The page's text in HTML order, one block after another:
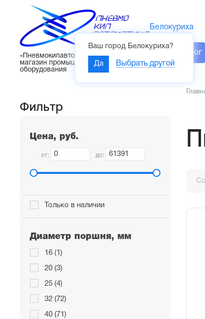
«Пневмокипавтоматика» – интернет-
магазин промышленного
оборудования
Белокуриха
Ваш город Белокуриха?
Да Выбрать другой
Каталог
Фильтр
Цена, руб.
от: до:
Только в наличии
Диаметр поршня, мм
16 (1)
20 (3)
25 (4)
32 (72)
40 (71)